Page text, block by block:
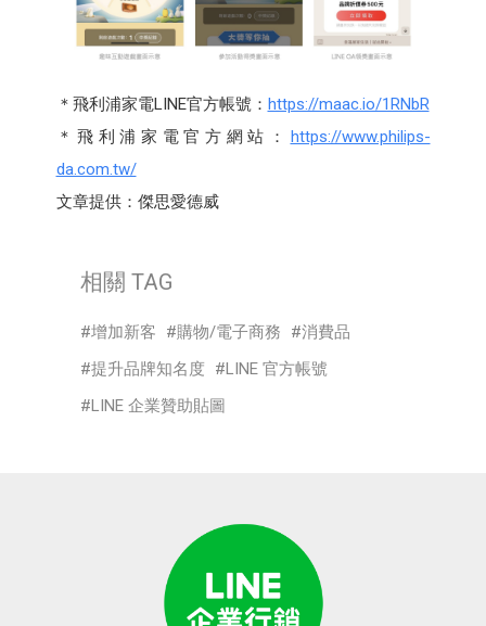
＊飛利浦家電LINE官方帳號： https://maac.io/1RNbR
＊飛利浦家電官方網站：
https://www.philips-
da.com.tw/
文章提供：傑思愛德威
相關 TAG
增加新客 購物/電子商務
消費品
提升品牌知名度
LINE 官方帳號
LINE 企業贊助貼圖